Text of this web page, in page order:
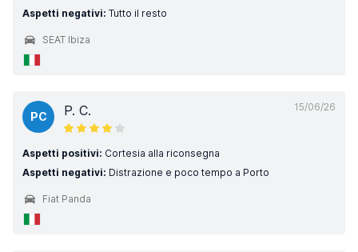
Aspetti negativi: Tutto il resto
SEAT Ibiza
15/06/26
PC P. C.
Aspetti positivi: Cortesia alla riconsegna
Aspetti negativi: Distrazione e poco tempo a Porto
Fiat Panda